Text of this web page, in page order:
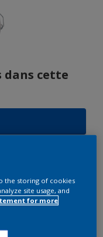
dans cette
the storing of cookies
site usage, and
for more